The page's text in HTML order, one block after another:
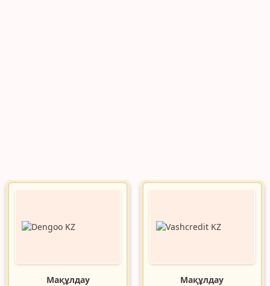
Мақұлдау Мақұлдау